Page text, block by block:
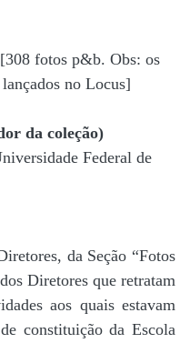
fotos p&b. Obs: os
no Locus]
da coleção)
Federal de
da Seção “Fotos
Diretores que retratam
aos quais estavam
constituição da Escola